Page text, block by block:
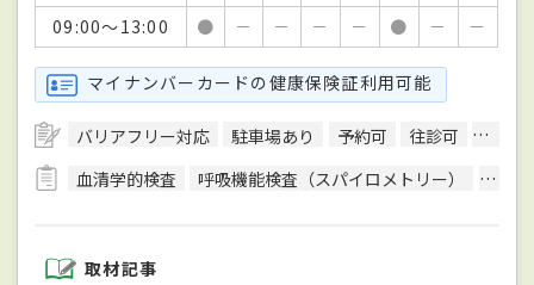
09:00～13:00
● － － － － ● － －
マイナンバーカードの健康保険証利用可能
バリアフリー対応 駐車場あり 予約可 往診可
訪問
血清学的検査
呼吸機能検査（スパイロメトリー） 骨密
取材記事